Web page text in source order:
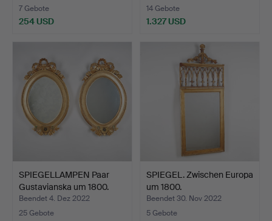
7 Gebote
254 USD
14 Gebote
1.327 USD
SPIEGELLAMPEN Paar
Gustavianska um 1800.
Beendet 4. Dez 2022
25 Gebote
SPIEGEL. Zwischen Europa
um 1800.
Beendet 30. Nov 2022
5 Gebote